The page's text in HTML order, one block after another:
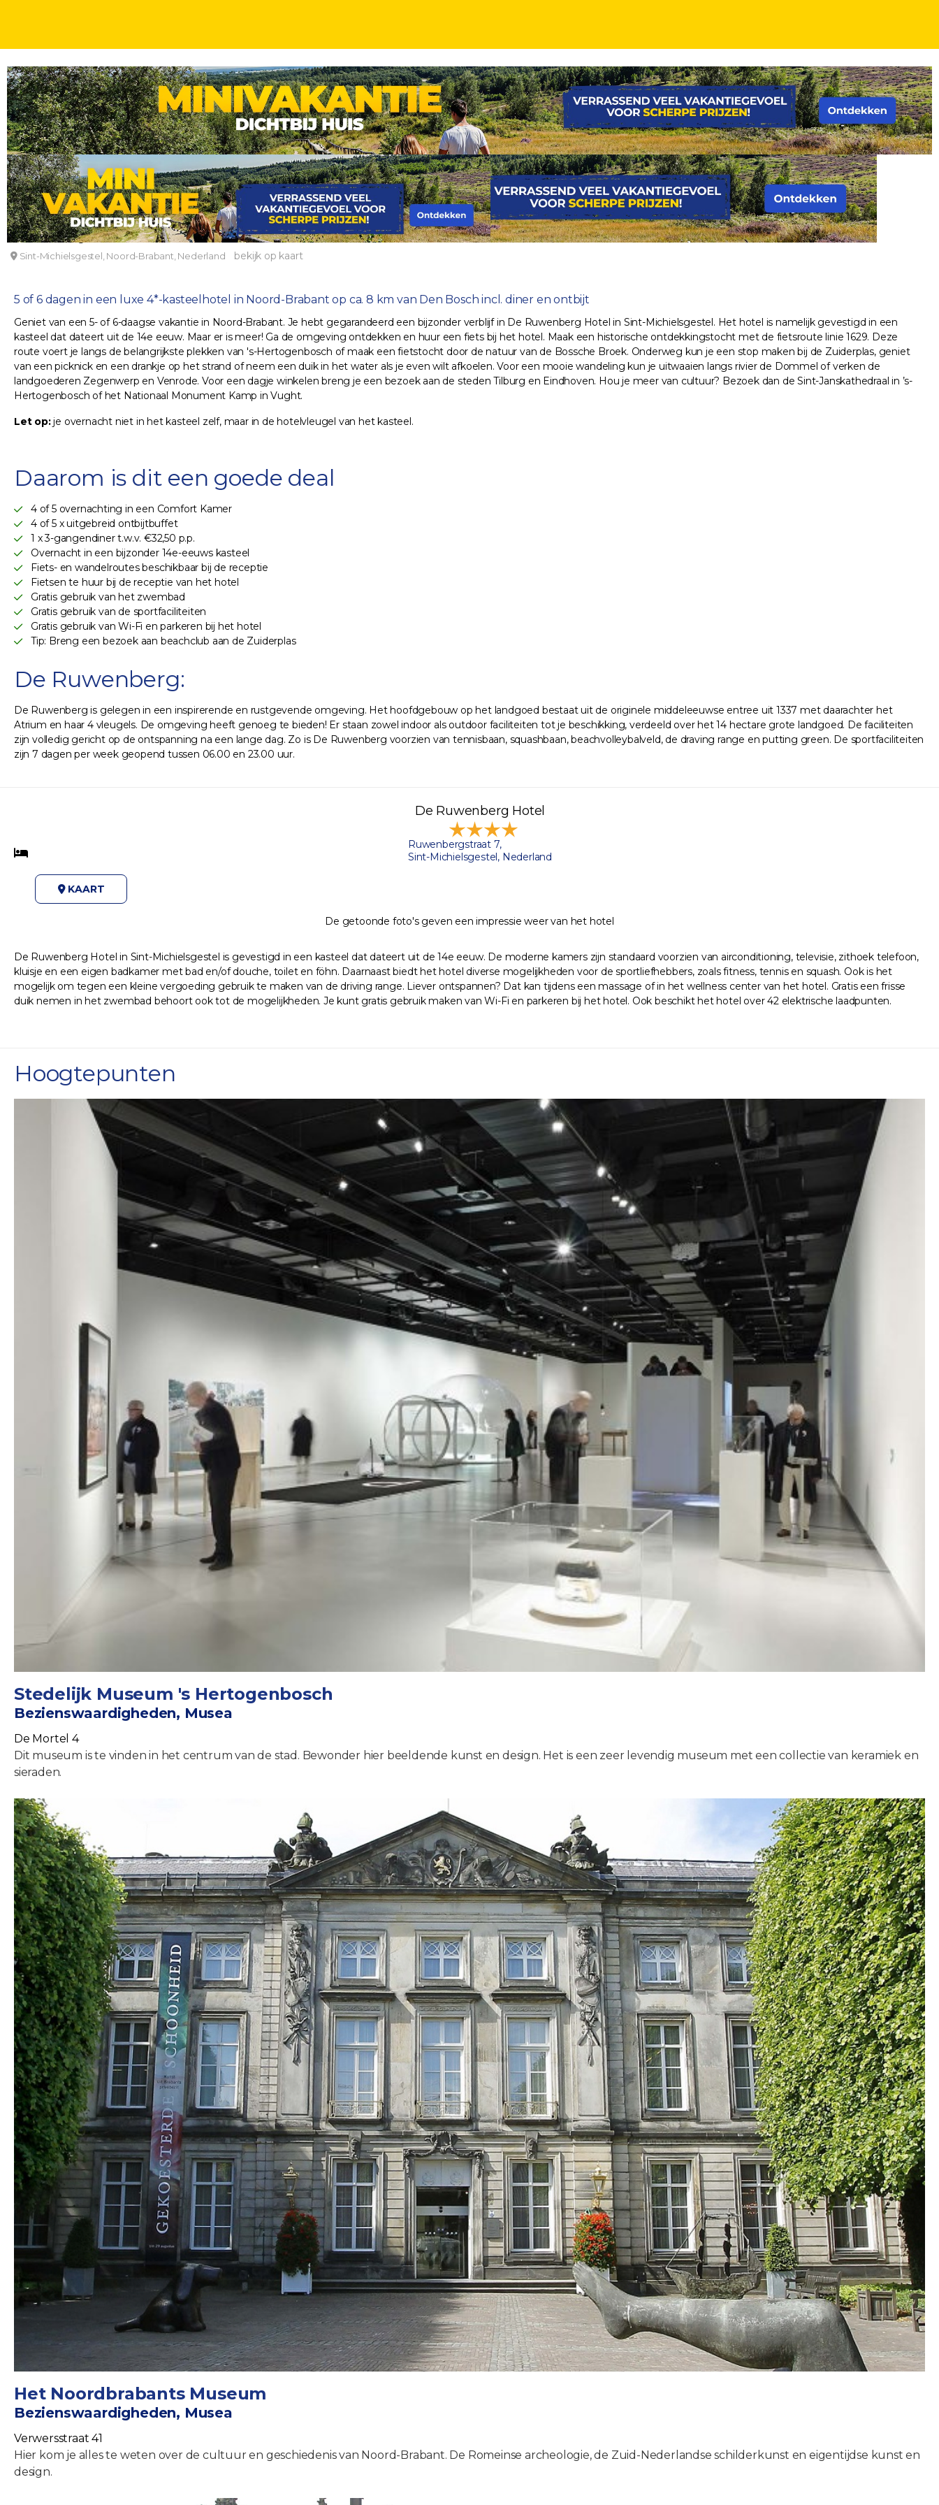
VAKANTIEDEALS NEDERLAND DAGEN
VAKANTIEDEAL! ☀ Noord-Brabant incl. 3-gangendiner
De Ruwenberg Hotel
Sint-Michielsgestel, Noord-Brabant, Nederland bekijk op kaart
5 of 6 dagen in een luxe 4*-kasteelhotel in Noord-Brabant op ca. 8 km van Den Bosch incl. diner en ontbijt
Geniet van een 5- of 6-daagse vakantie in Noord-Brabant. Je hebt gegarandeerd een bijzonder verblijf in De Ruwenberg Hotel in Sint-Michielsgestel. Het hotel is namelijk gevestigd in een
kasteel dat dateert uit de 14e eeuw. Maar er is meer! Ga de omgeving ontdekken en huur een fiets bij het hotel. Maak een historische ontdekkingstocht met de fietsroute linie 1629. Deze
route voert je langs de belangrijkste plekken van 's-Hertogenbosch of maak een fietstocht door de natuur van de Bossche Broek. Onderweg kun je een stop maken bij de Zuiderplas, geniet
van een picknick en een drankje op het strand of neem een duik in het water als je even wilt afkoelen. Voor een mooie wandeling kun je uitwaaien langs rivier de Dommel of verken de
landgoederen Zegenwerp en Venrode. Voor een dagje winkelen breng je een bezoek aan de steden Tilburg en Eindhoven. Hou je meer van cultuur? Bezoek dan de Sint-Janskathedraal in ’s-
Hertogenbosch of het Nationaal Monument Kamp in Vught.
Let op:je overnacht niet in het kasteel zelf, maar in de hotelvleugel van het kasteel.
Daarom is dit een goede deal
4 of 5 overnachting in een Comfort Kamer
4 of 5 x uitgebreid ontbijtbuffet
1 x 3-gangendiner t.w.v. €32,50 p.p.
Overnacht in een bijzonder 14e-eeuws kasteel
Fiets- en wandelroutes beschikbaar bij de receptie
Fietsen te huur bij de receptie van het hotel
Gratis gebruik van het zwembad
Gratis gebruik van de sportfaciliteiten
Gratis gebruik van Wi-Fi en parkeren bij het hotel
Tip: Breng een bezoek aan beachclub aan de Zuiderplas
De Ruwenberg:
De Ruwenberg is gelegen in een inspirerende en rustgevende omgeving. Het hoofdgebouw op het landgoed bestaat uit de originele middeleeuwse entree uit 1337 met daarachter het
Atrium en haar 4 vleugels. De omgeving heeft genoeg te bieden! Er staan zowel indoor als outdoor faciliteiten tot je beschikking, verdeeld over het 14 hectare grote landgoed. De faciliteiten
zijn volledig gericht op de ontspanning na een lange dag. Zo is De Ruwenberg voorzien van tennisbaan, squashbaan, beachvolleybalveld, de draving range en putting green. De sportfaciliteiten
zijn 7 dagen per week geopend tussen 06.00 en 23.00 uur.
De Ruwenberg Hotel
Ruwenbergstraat 7,
Sint-Michielsgestel, Nederland
KAART
De getoonde foto's geven een impressie weer van het hotel
De Ruwenberg Hotel in Sint-Michielsgestel is gevestigd in een kasteel dat dateert uit de 14e eeuw. De moderne kamers zijn standaard voorzien van airconditioning, televisie, zithoek telefoon,
kluisje en een eigen badkamer met bad en/of douche, toilet en föhn. Daarnaast biedt het hotel diverse mogelijkheden voor de sportliefhebbers, zoals fitness, tennis en squash. Ook is het
mogelijk om tegen een kleine vergoeding gebruik te maken van de driving range. Liever ontspannen? Dat kan tijdens een massage of in het wellness center van het hotel. Gratis een frisse
duik nemen in het zwembad behoort ook tot de mogelijkheden. Je kunt gratis gebruik maken van Wi-Fi en parkeren bij het hotel. Ook beschikt het hotel over 42 elektrische laadpunten.
Hoogtepunten
Stedelijk Museum 's Hertogenbosch
Bezienswaardigheden, Musea
De Mortel 4
Dit museum is te vinden in het centrum van de stad. Bewonder hier beeldende kunst en design. Het is een zeer levendig museum met een collectie van keramiek en
sieraden.
Het Noordbrabants Museum
Bezienswaardigheden, Musea
Verwersstraat 41
Hier kom je alles te weten over de cultuur en geschiedenis van Noord-Brabant. De Romeinse archeologie, de Zuid-Nederlandse schilderkunst en eigentijdse kunst en
design.